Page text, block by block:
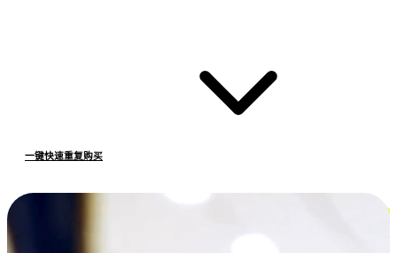
一键快速重复购买